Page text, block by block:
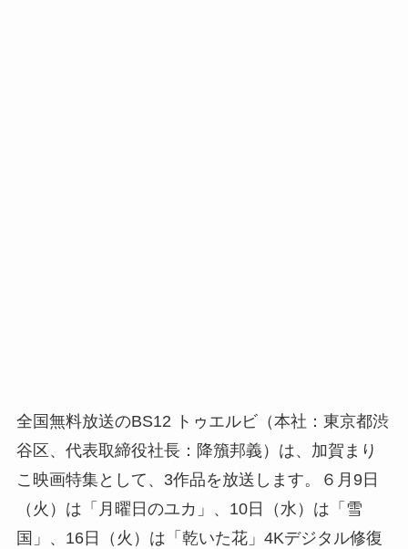
全国無料放送のBS12 トゥエルビ（本社：東京都渋
谷区、代表取締役社長：降籏邦義）は、加賀まり
こ映画特集として、3作品を放送します。６月9日
（火）は「月曜日のユカ」、10日（水）は「雪
国」、16日（火）は「乾いた花」4Kデジタル修復